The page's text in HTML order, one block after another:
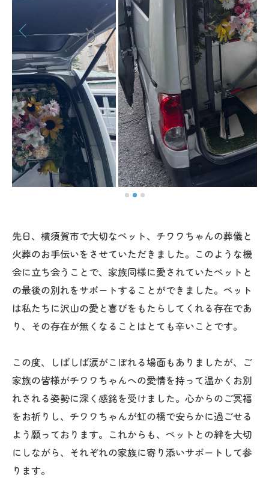
先日、横須賀市で大切なペット、チワワちゃんの葬儀と
火葬のお手伝いをさせていただきました。このような機
会に立ち会うことで、家族同様に愛されていたペットと
の最後の別れをサポートすることができました。ペット
は私たちに沢山の愛と喜びをもたらしてくれる存在であ
り、その存在が無くなることはとても辛いことです。
この度、しばしば涙がこぼれる場面もありましたが、ご
家族の皆様がチワワちゃんへの愛情を持って温かくお別
れされる姿勢に深く感銘を受けました。心からのご冥福
をお祈りし、チワワちゃんが虹の橋で安らかに過ごせる
よう願っております。これからも、ペットとの絆を大切
にしながら、それぞれの家族に寄り添いサポートして参
ります。